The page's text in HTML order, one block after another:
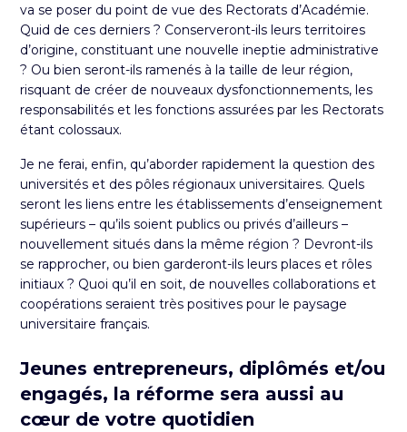
va se poser du point de vue des Rectorats d’Académie.
Quid de ces derniers ? Conserveront-ils leurs territoires
d’origine, constituant une nouvelle ineptie administrative
? Ou bien seront-ils ramenés à la taille de leur région,
risquant de créer de nouveaux dysfonctionnements, les
responsabilités et les fonctions assurées par les Rectorats
étant colossaux.
Je ne ferai, enfin, qu’aborder rapidement la question des
universités et des pôles régionaux universitaires. Quels
seront les liens entre les établissements d’enseignement
supérieurs – qu’ils soient publics ou privés d’ailleurs –
nouvellement situés dans la même région ? Devront-ils
se rapprocher, ou bien garderont-ils leurs places et rôles
initiaux ? Quoi qu’il en soit, de nouvelles collaborations et
coopérations seraient très positives pour le paysage
universitaire français.
Jeunes entrepreneurs, diplômés et/ou
engagés, la réforme sera aussi au
cœur de votre quotidien